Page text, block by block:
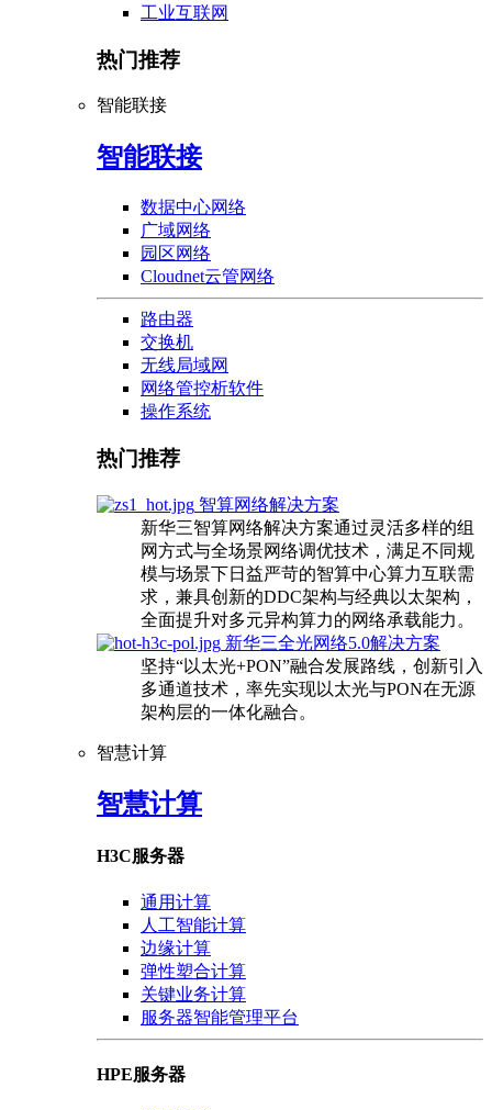
工业互联网
热门推荐
智能联接
智能联接
数据中心网络
广域网络
园区网络
Cloudnet云管网络
路由器
交换机
无线局域网
网络管控析软件
操作系统
热门推荐
智算网络解决方案
新华三智算网络解决方案通过灵活多样的组
网方式与全场景网络调优技术，满足不同规
模与场景下日益严苛的智算中心算力互联需
求，兼具创新的DDC架构与经典以太架构，
全面提升对多元异构算力的网络承载能力。
新华三全光网络5.0解决方案
坚持“以太光+PON”融合发展路线，创新引入
多通道技术，率先实现以太光与PON在无源
架构层的一体化融合。
智慧计算
智慧计算
H3C服务器
通用计算
人工智能计算
边缘计算
弹性塑合计算
关键业务计算
服务器智能管理平台
HPE服务器